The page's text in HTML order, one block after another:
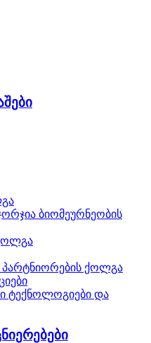
ბიომეურნეობის
ქოლგა
ტექნოლოგიები და